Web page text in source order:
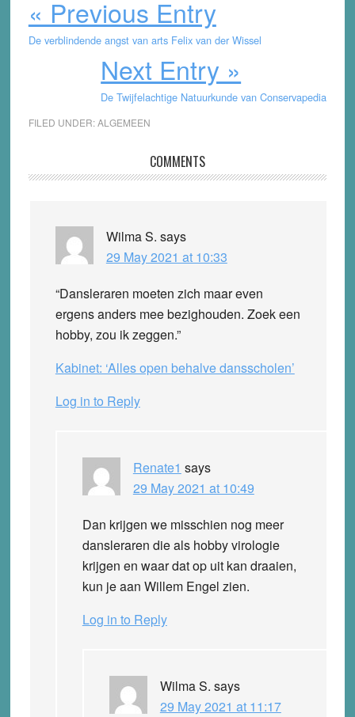
« Previous Entry
De verblindende angst van arts Felix van der Wissel
Next Entry »
De Twijfelachtige Natuurkunde van Conservapedia
FILED UNDER:ALGEMEEN
Interactions
COMMENTS
Wilma S. says
29 May 2021 at 10:33
“Dansleraren moeten zich maar even
ergens anders mee bezighouden. Zoek een
hobby, zou ik zeggen.”
Kabinet: ‘Alles open behalve dansscholen’
Log in to Reply
Renate1 says
29 May 2021 at 10:49
Dan krijgen we misschien nog meer
dansleraren die als hobby virologie
krijgen en waar dat op uit kan draaien,
kun je aan Willem Engel zien.
Log in to Reply
Wilma S. says
29 May 2021 at 11:17